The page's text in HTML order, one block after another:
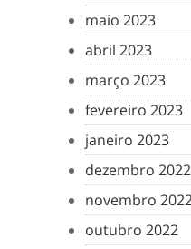
maio 2023
abril 2023
março 2023
fevereiro 2023
janeiro 2023
dezembro 2022
novembro
outubro 2022